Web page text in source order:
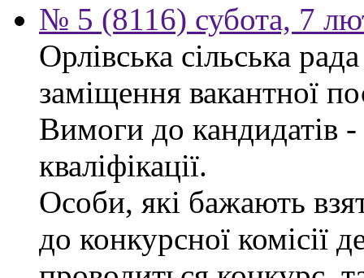
№ 5 (8116) субота, 7
Орлівська сільська
заміщення вакантної
Вимоги до кандидатів -
кваліфікації.
Особи, які бажають
до конкурсної комісії